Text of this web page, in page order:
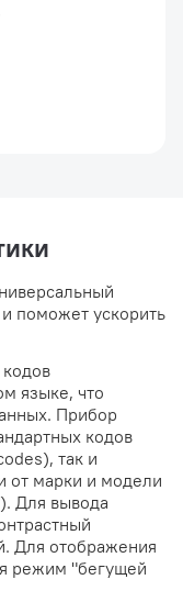
поможет ускорить
языке, что
Прибор
кодов
так и
от марки и модели
Для вывода
Для отображения
режим "бегущей